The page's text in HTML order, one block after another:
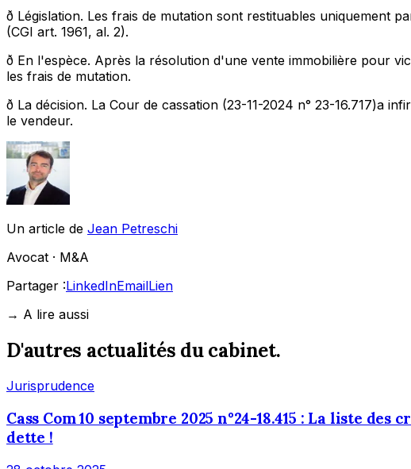
ð Législation. Les frais de mutation sont restituables uniquement
(CGI art. 1961, al. 2).
ð En l'espèce. Après la résolution d'une vente immobilière pour
les frais de mutation.
ð La décision. La Cour de cassation (23-11-2024 n° 23-16.717)a
le vendeur.
Un article de Jean Petreschi
Avocat · M&A
Partager :LinkedInEmailLien
→ A lire aussi
D'autres actualités du cabinet.
Jurisprudence
Cass Com 10 septembre 2025 n°24-18.415 : La liste
dette !